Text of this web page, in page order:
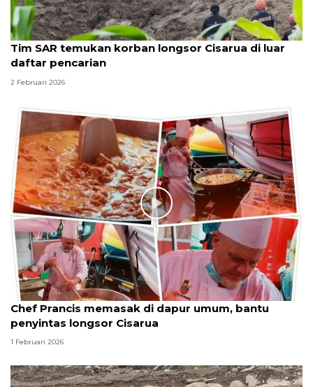
Tim SAR temukan korban longsor Cisarua di luar
daftar pencarian
2 Februari 2026
Chef Prancis memasak di dapur umum, bantu
penyintas longsor Cisarua
1 Februari 2026